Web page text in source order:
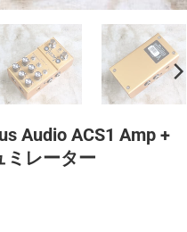
Audio ACS1 Amp +
ミレーター